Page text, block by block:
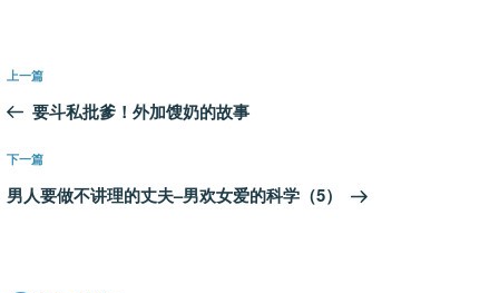
文
导
航
上
一
文
章
上一篇
要斗私批爹！外加馊奶的故事
下
一
下一篇
男人要做不讲理的丈夫–男欢女爱的科学（5）